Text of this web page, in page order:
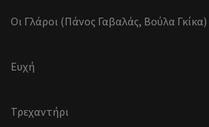
Οι Γλάροι (Πάνος Γαβαλάς, Βούλα Γκίκα)
Ευχή
Τρεχαντήρι